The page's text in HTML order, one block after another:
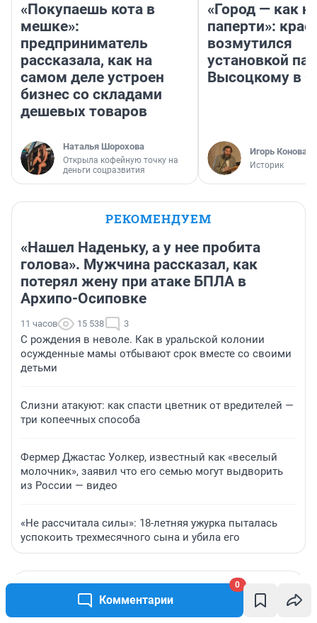
Комментарии
0
«Покупаешь кота в
мешке»:
предприниматель
рассказала, как на
самом деле устроен
бизнес со складами
дешевых товаров
Наталья Шорохова
Открыла кофейную точку на
деньги соцразвития
«Город — как
паперти»:
возмутился
установкой
Высоцкому в
Игорь
Историк
РЕКОМЕНДУЕМ
«Нашел Наденьку, а у нее пробита
голова». Мужчина рассказал, как
потерял жену при атаке БПЛА в
Архипо-Осиповке
11 часов 15 538 3
С рождения в неволе. Как в уральской колонии
осужденные мамы отбывают срок вместе со своими
детьми
Слизни атакуют: как спасти цветник от вредителей —
три копеечных способа
Фермер Джастас Уолкер, известный как «веселый
молочник», заявил что его семью могут выдворить
из России — видео
«Не рассчитала силы»: 18-летняя ужурка пыталась
успокоить трехмесячного сына и убила его